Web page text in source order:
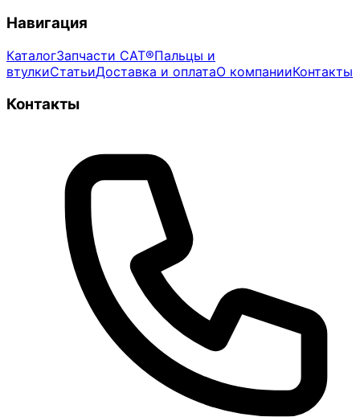
Навигация
КаталогЗапчасти CAT®Пальцы и
втулкиСтатьиДоставка и оплатаО компанииКонтакты
Контакты